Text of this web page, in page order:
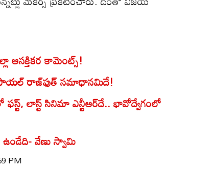
ఆసక్తికర కామెంట్స్!
పాయల్ రాజ్‌ఫుత్‌ సమాధానమిదే!
లాస్ట్ సినిమా ఎన్టీఆర్‌దే.. భావోద్వేగంలో
వేణు స్వామి
PM